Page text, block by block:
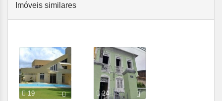
Imóveis similares
19
24